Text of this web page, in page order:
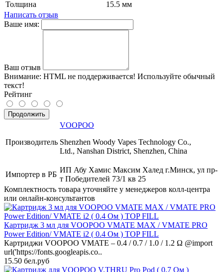
Толщина
15.5 мм
Написать отзыв
Ваше имя:
Ваш отзыв
Внимание: HTML не поддерживается! Используйте обычный
текст!
Рейтинг
Продолжить
Производитель
VOOPOO
Shenzhen Woody Vapes Technology Co.,
Ltd., Nanshan District, Shenzhen, China
Импортер в РБ
ИП Абу Хамис Максим Халед г.Минск, ул пр-
т Победителей 73/1 кв 25
Комплектность товара уточняйте у менеджеров колл-центра
или онлайн-консультантов
Картридж 3 мл для VOOPOO VMATE MAX / VMATE PRO
Power Edition/ VMATE i2 ( 0.4 Ом ) TOP FILL
Картриджи VOOPOO VMATE – 0.4 / 0.7 / 1.0 / 1.2 Ω @import
url('https://fonts.googleapis.co..
15.50 бел.руб